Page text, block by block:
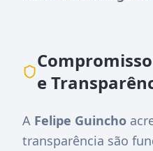
e
A Felipe Guincho
transparência são